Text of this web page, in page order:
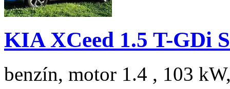
KIA XCeed 1.5 T-GDi
benzín, motor 1.4 , 103